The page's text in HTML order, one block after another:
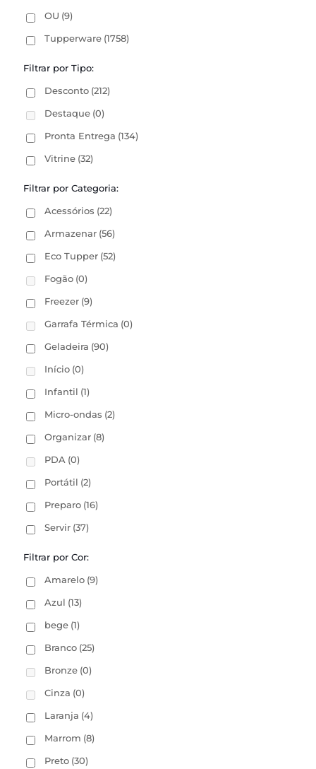
OU (9)
Tupperware (1758)
Filtrar por Tipo:
Desconto (212)
Destaque (0)
Pronta Entrega (134)
Vitrine (32)
Filtrar por Categoria:
Acessórios (22)
Armazenar (56)
Eco Tupper (52)
Fogão (0)
Freezer (9)
Garrafa Térmica (0)
Geladeira (90)
Início (0)
Infantil (1)
Micro-ondas (2)
Organizar (8)
PDA (0)
Portátil (2)
Preparo (16)
Servir (37)
Filtrar por Cor:
Amarelo (9)
Azul (13)
bege (1)
Branco (25)
Bronze (0)
Cinza (0)
Laranja (4)
Marrom (8)
Preto (30)